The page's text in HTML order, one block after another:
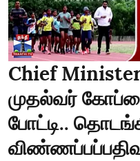
Chief
முதல்வர்
போட்டி..